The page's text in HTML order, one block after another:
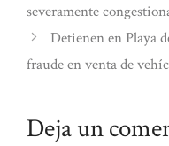
severamente
Detienen en Playa
fraude en venta de
Deja un